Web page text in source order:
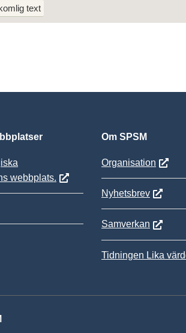
text
webbplats.
Om SPSM
Organisation
Nyhetsbrev
Samverkan
Tidningen Lika